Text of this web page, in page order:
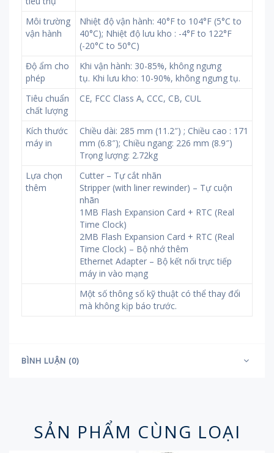
Môi trường
vận hành
Nhiệt độ vận hành: 40°F to 104°F (5°C to
40°C); Nhiệt độ lưu kho : -4°F to 122°F
(-20°C to 50°C)
Độ ẩm cho
phép
Khi vận hành: 30-85%, không ngưng
tụ. Khi lưu kho: 10-90%, không ngưng tụ.
Tiêu chuẩn
chất lượng
CE, FCC Class A, CCC, CB, CUL
Kích thước
máy in
Chiều dài: 285 mm (11.2″) ; Chiều cao : 171
mm (6.8″); Chiều ngang: 226 mm (8.9″)
Trọng lượng: 2.72kg
Lựa chọn
thêm
Cutter – Tự cắt nhãn
Stripper (with liner rewinder) – Tự cuộn
nhãn
1MB Flash Expansion Card + RTC (Real
Time Clock)
2MB Flash Expansion Card + RTC (Real
Time Clock) – Bộ nhớ thêm
Ethernet Adapter – Bộ kết nối trực tiếp
máy in vào mạng
Một số thông số kỹ thuật có thể thay đổi
mà không kịp báo trước.
BÌNH LUẬN (0)
SẢN PHẨM CÙNG LOẠI